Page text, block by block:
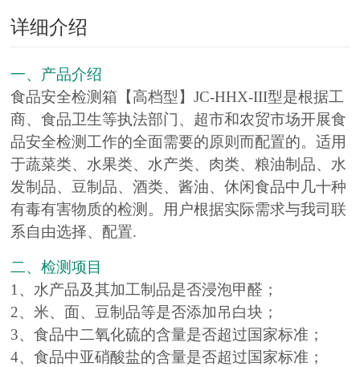
详细介绍
一、产品介绍
食品安全检测箱【高档型】JC-HHX-III型是根据工
商、食品卫生等执法部门、超市和农贸市场开展食
品安全检测工作的全面需要的原则而配置的。适用
于蔬菜类、水果类、水产类、肉类、粮油制品、水
发制品、豆制品、酒类、酱油、休闲食品中几十种
有毒有害物质的检测。用户根据实际需求与我司联
系自由选择、配置.
二、检测项目
1、水产品及其加工制品是否浸泡甲醛；
2、米、面、豆制品等是否添加吊白块；
3、食品中二氧化硫的含量是否超过国家标准；
4、食品中亚硝酸盐的含量是否超过国家标准；